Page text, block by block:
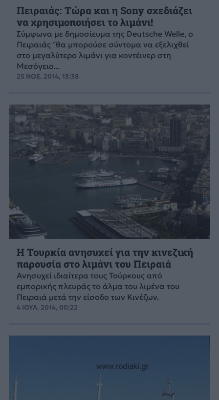
Πειραιάς: Τώρα και η Sony σχεδιάζει
να χρησιμοποιήσει το λιμάνι!
Σύμφωνα με δημοσίευμα της Deutsche Welle, ο
Πειραιάς “θα μπορούσε σύντομα να εξελιχθεί
στο μεγαλύτερο λιμάνι για κοντέινερ στη
Μεσόγειο...
25 ΝΟΕ. 2014, 13:38
Η Τουρκία ανησυχεί για την κινεζική
παρουσία στο λιμάνι του Πειραιά
Ανησυχεί ιδιαίτερα τους Τούρκους από
εμπορικής πλευράς το άλμα του λιμένα του
Πειραιά μετά την είσοδο των Κινέζων.
4 ΙΟΥΛ. 2014, 00:22